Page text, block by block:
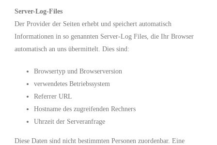
Server-Log-Files
Der Provider der Seiten erhebt und speichert automatisch
Informationen in so genannten Server-Log Files, die Ihr Browser
automatisch an uns übermittelt. Dies sind:
Browsertyp und Browserversion
verwendetes Betriebssystem
Referrer URL
Hostname des zugreifenden Rechners
Uhrzeit der Serveranfrage
Diese Daten sind nicht bestimmten Personen zuordenbar. Eine